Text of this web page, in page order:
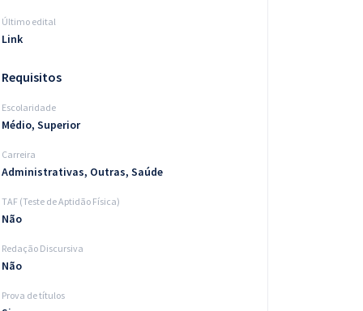
Último edital
Link
Requisitos
Escolaridade
Médio, Superior
Carreira
Administrativas, Outras, Saúde
TAF (Teste de Aptidão Física)
Não
Redação Discursiva
Não
Prova de títulos